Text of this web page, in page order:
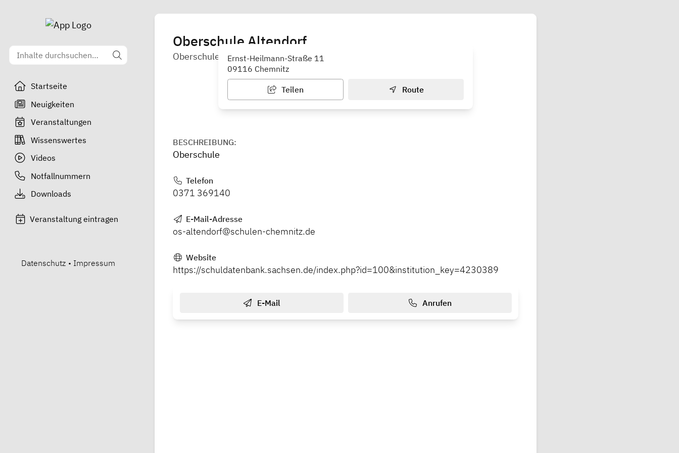
Startseite
Neuigkeiten
Veranstaltungen
Wissenswertes
Videos
Notfallnummern
Downloads
Veranstaltung eintragen
Datenschutz • Impressum
Oberschule Altendorf
Oberschule
Ernst-Heilmann-Straße 11
09116 Chemnitz
Teilen Route
BESCHREIBUNG:
Oberschule
Telefon
0371 369140
E-Mail-Adresse
os-altendorf@schulen-chemnitz.de
Website
https://schuldatenbank.sachsen.de/index.php?id=100&institution_key=4230389
E-Mail Anrufen